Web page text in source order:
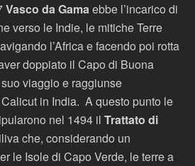
Vasco da Gamaebbe l’incarico di
verso le Indie, le mitiche Terre
l’Africa e facendo poi rotta
doppiato il Capo di Buona
viaggio e raggiunse
in India. A questo punto le
nel 1494 il Trattato di
che, considerando un
le Isole di Capo Verde, le terre a